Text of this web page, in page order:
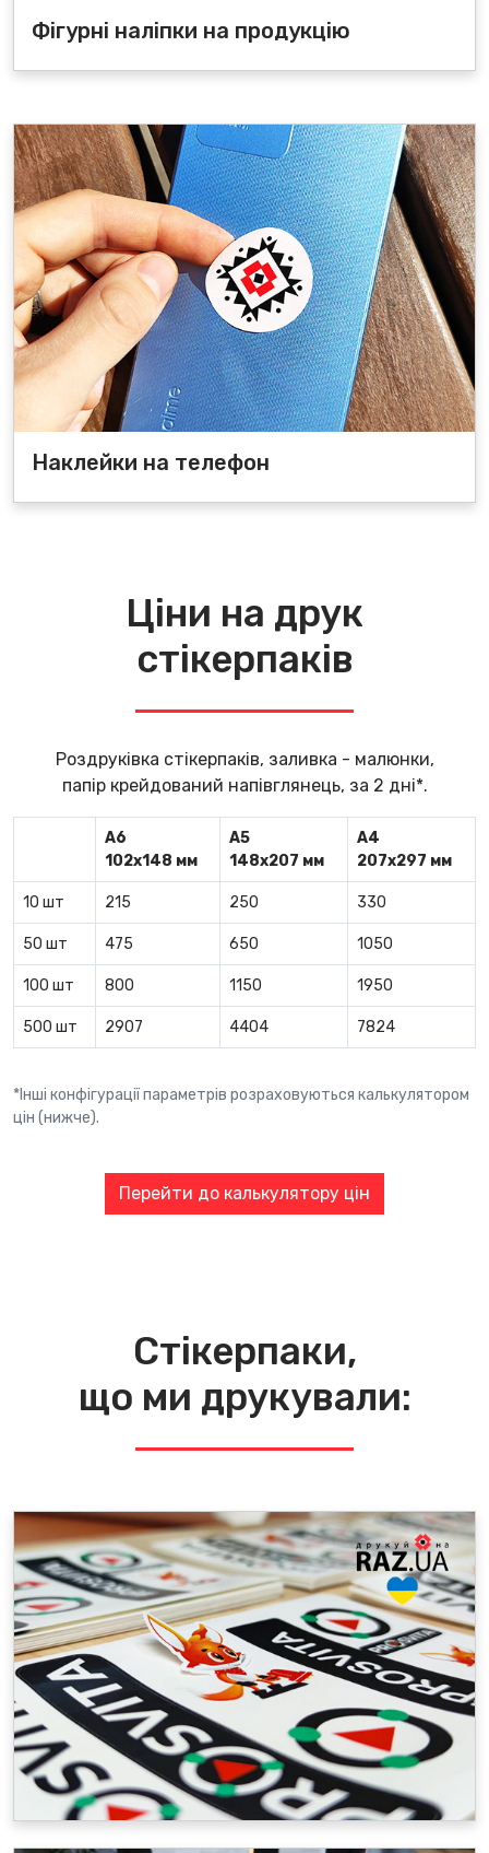
Фігурні наліпки на продукцію
Наклейки на телефон
Ціни на друк
стікерпаків
Роздруківка стікерпаків, заливка - малюнки,
папір крейдований напівглянець, за 2 дні*.
А6
102х148 мм
А5
148х207 мм
А4
207х297 мм
10 шт 215 250 330
50 шт 475 650 1050
100 шт 800 1150 1950
500 шт 2907 4404 7824
*Інші конфігурації параметрів розраховуються калькулятором
цін (нижче).
Перейти до калькулятору цін
Стікерпаки,
що ми друкували: